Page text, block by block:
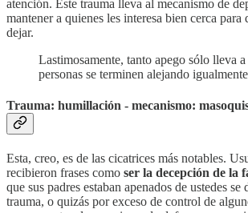
atención. Este trauma lleva al mecanismo de
mantener a quienes les interesa bien cerca para
dejar.
Lastimosamente, tanto apego sólo lleva a
personas se terminen alejando
Trauma: humillación - mecanismo:
Esta, creo, es de las cicatrices más notables.
recibieron frases como ser la decepción de la
que sus padres estaban apenados de ustedes se
trauma, o quizás por exceso de control de